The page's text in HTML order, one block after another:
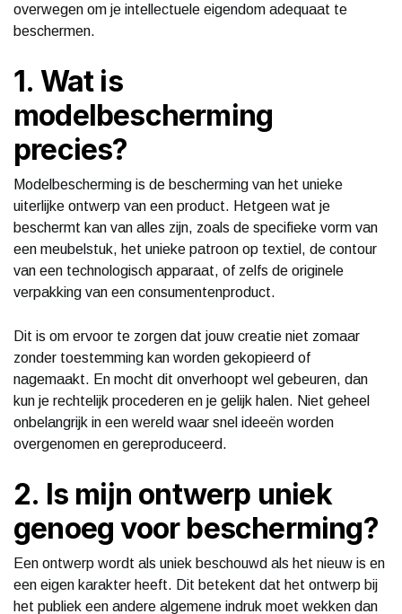
overwegen om je intellectuele eigendom adequaat te
beschermen.
1. Wat is
modelbescherming
precies?
Modelbescherming is de bescherming van het unieke
uiterlijke ontwerp van een product. Hetgeen wat je
beschermt kan van alles zijn, zoals de specifieke vorm van
een meubelstuk, het unieke patroon op textiel, de contour
van een technologisch apparaat, of zelfs de originele
verpakking van een consumentenproduct.
Dit is om ervoor te zorgen dat jouw creatie niet zomaar
zonder toestemming kan worden gekopieerd of
nagemaakt. En mocht dit onverhoopt wel gebeuren, dan
kun je rechtelijk procederen en je gelijk halen. Niet geheel
onbelangrijk in een wereld waar snel ideeën worden
overgenomen en gereproduceerd.
2. Is mijn ontwerp uniek
genoeg voor bescherming?
Een ontwerp wordt als uniek beschouwd als het nieuw is en
een eigen karakter heeft. Dit betekent dat het ontwerp bij
het publiek een andere algemene indruk moet wekken dan